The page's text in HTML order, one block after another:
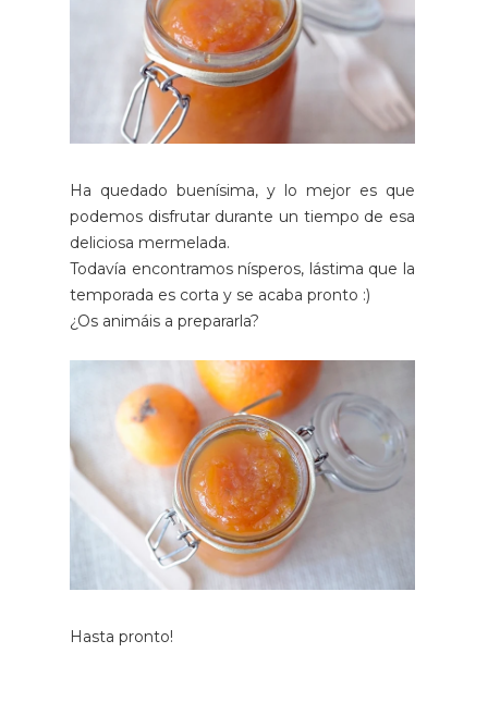
Ha quedado buenísima, y lo mejor es que
podemos disfrutar durante un tiempo de esa
deliciosa mermelada.
Todavía encontramos nísperos, lástima que la
temporada es corta y se acaba pronto :)
¿Os animáis a prepararla?
Hasta pronto!